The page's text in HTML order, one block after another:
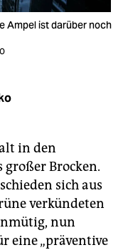
Ampel ist darüber noch
in den
großer Brocken.
sich aus
verkündeten
nun
eine „präventive